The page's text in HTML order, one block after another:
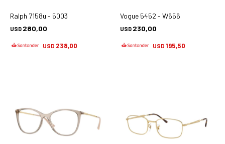
Ralph 7158u - 5003
USD 280,00
USD 238,00
Vogue 5452 - W656
USD 230,00
USD 195,50